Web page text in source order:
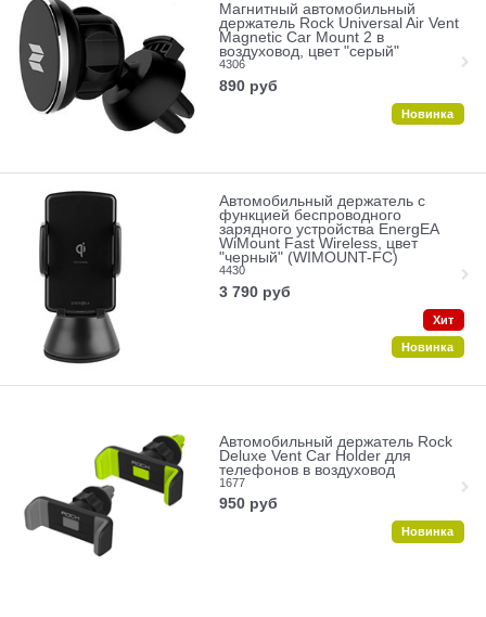
Магнитный автомобильный
держатель Rock Universal Air Vent
Magnetic Car Mount 2 в
воздуховод, цвет "серый"
4306
890 руб
Новинка
Автомобильный держатель с
функцией беспроводного
зарядного устройства EnergEA
WiMount Fast Wireless, цвет
"черный" (WIMOUNT-FC)
4430
3 790 руб
Хит
Новинка
Автомобильный держатель Rock
Deluxe Vent Car Holder для
телефонов в воздуховод
1677
950 руб
Новинка